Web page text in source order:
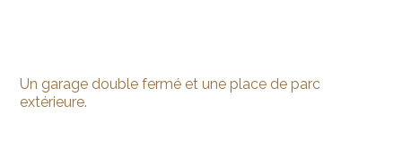
Un garage double fermé et une place de parc
extérieure.